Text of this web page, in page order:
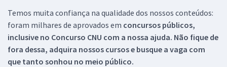
Temos muita confiança na qualidade dos nossos conteúdos:
foram milhares de aprovados em concursos públicos,
inclusive no Concurso CNU com a nossa ajuda. Não fique de
fora dessa, adquira nossos cursos e busque a vaga com
que tanto sonhou no meio público.